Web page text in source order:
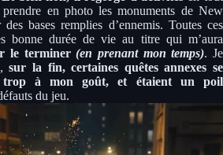
prendre en photo les monuments de New
bases remplies d’ennemis. Toutes ces
bonne durée de vie au titre qui m’aura
le terminer(en prenant mon temps). Je
sur la fin, certaines quêtes annexes se
trop à mon goût, et étaient un poil
du jeu.